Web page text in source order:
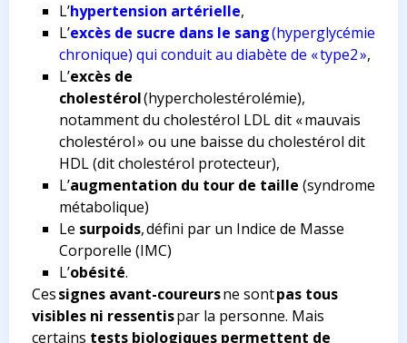
L’hypertension artérielle,
L’excès de sucre dans le sang(hyperglycémie
chronique) qui conduit au diabète de « type2 »,
L’excès de
cholestérol(hypercholestérolémie),
notamment du cholestérol LDL dit « mauvais
cholestérol » ou une baisse du cholestérol dit
HDL (dit cholestérol protecteur),
L’augmentation du tour de taille (syndrome
métabolique)
Le surpoids, défini par un Indice de Masse
Corporelle (IMC)
L’obésité.
Cessignes avant-coureursne sontpas tous
visibles ni ressentispar la personne. Mais
certains tests biologiques permettent de